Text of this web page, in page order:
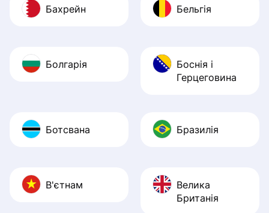
Бахрейн Бельгія
Болгарія
Боснія і
Герцеговина
Ботсвана Бразилія
В'єтнам
Велика
Британія